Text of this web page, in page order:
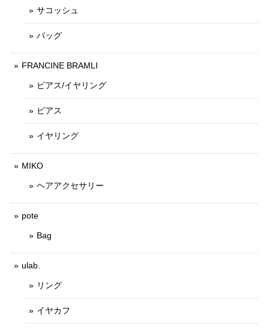
サコッシュ
バッグ
FRANCINE BRAMLI
ピアス/イヤリング
ピアス
イヤリング
MIKO
ヘアアクセサリー
pote
Bag
ulab.
リング
イヤカフ